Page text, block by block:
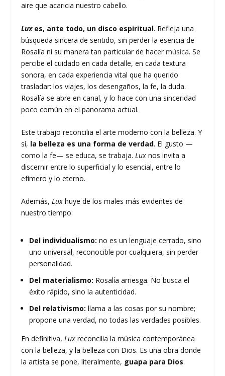
aire que acaricia nuestro cabello.
Luxes, ante todo, un disco espiritual. Refleja una
búsqueda sincera de sentido, sin perder la esencia de
Rosalía ni su manera tan particular de hacermúsica. Se
percibe el cuidado en cada detalle, en cada textura
sonora, en cada experiencia vital que ha querido
trasladar: los viajes, los desengaños, la fe, la duda.
Rosalía se abre en canal, y lo hace con una sinceridad
poco común en el panorama actual.
Este trabajo reconcilia el arte moderno con la belleza. Y
sí, la belleza es una forma de verdad. El gusto —
como la fe— se educa, se trabaja.Lux nos invita a
discernir entre lo superficial y lo esencial, entre lo
efímero y lo eterno.
Además,Lux huye de los males más evidentes de
nuestro tiempo:
Del individualismo: no es un lenguaje cerrado, sino
uno universal, reconocible por cualquiera, sin perder
personalidad.
Del materialismo: Rosalía arriesga. No busca el
éxito rápido, sino la autenticidad.
Del relativismo: llama a las cosas por su nombre;
propone una verdad, no todas las verdades posibles.
En definitiva,Lux reconcilia la música contemporánea
con la belleza, y la belleza con Dios. Es una obra donde
la artista se pone, literalmente, guapa para Dios.